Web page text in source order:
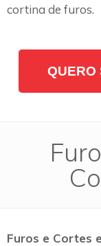
cortina de furos.
QUERO
Furos e Cortes